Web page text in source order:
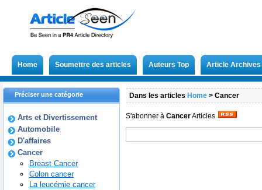
Home Soumettre des articles Auteurs Top Article Archives
Préciser une catégorie
Arts et Divertissement
Automobile
D'affaires
Cancer
Breast Cancer
Colon cancer
La leucémie cancer
Dans les articles Home > Cancer
S'abonner à CancerArticles